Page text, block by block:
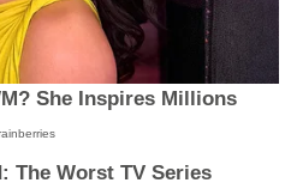
She Inspires Millions
The Worst TV Series